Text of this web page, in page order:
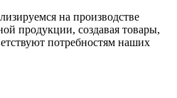
на производстве
продукции, создавая товары,
потребностям наших